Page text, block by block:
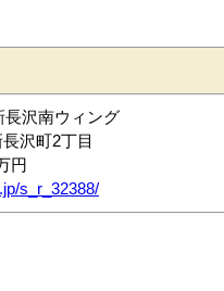
長沢南ウィング
沢町2丁目
円
s_r_32388/